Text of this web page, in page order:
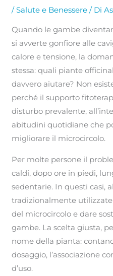
/Salute e Benessere / Di
Quando le gambe
si avverte gonfiore alle
calore e tensione, la
stessa: quali piante
davvero aiutare? Non
perché il supporto
disturbo prevalente,
abitudini quotidiane che
migliorare il microcircolo.
Per molte persone il
caldi, dopo ore in piedi,
sedentarie. In questi casi,
tradizionalmente
del microcircolo e dare
gambe. La scelta giusta,
nome della pianta:
dosaggio, l’associazione
d’uso.